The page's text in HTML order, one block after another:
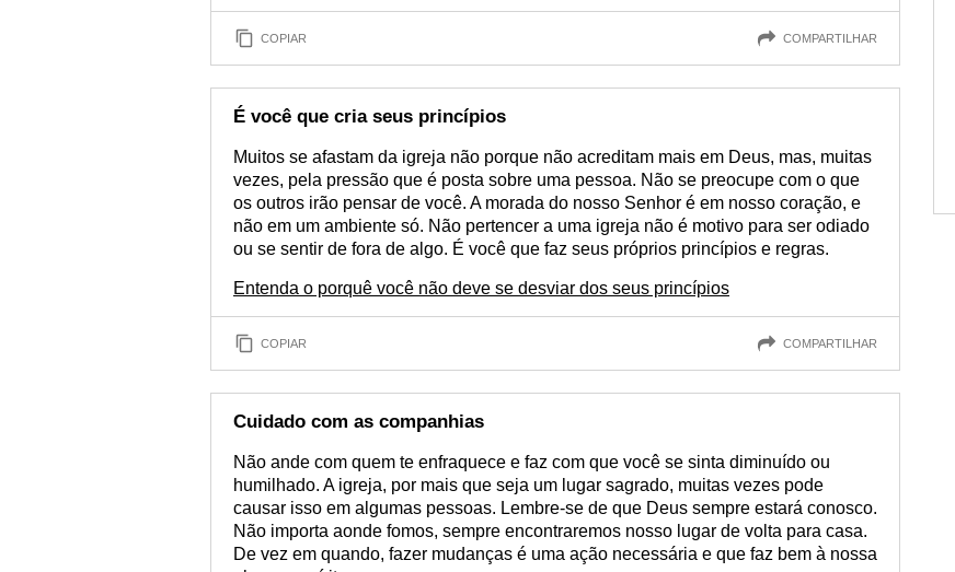
COPIAR COMPARTILHAR
É você que cria seus princípios
Muitos se afastam da igreja não porque não acreditam mais em Deus, mas, muitas
vezes, pela pressão que é posta sobre uma pessoa. Não se preocupe com o que
os outros irão pensar de você. A morada do nosso Senhor é em nosso coração, e
não em um ambiente só. Não pertencer a uma igreja não é motivo para ser odiado
ou se sentir de fora de algo. É você que faz seus próprios princípios e regras.
Entenda o porquê você não deve se desviar dos seus princípios
COPIAR COMPARTILHAR
Cuidado com as companhias
Não ande com quem te enfraquece e faz com que você se sinta diminuído ou
humilhado. A igreja, por mais que seja um lugar sagrado, muitas vezes pode
causar isso em algumas pessoas. Lembre-se de que Deus sempre estará conosco.
Não importa aonde fomos, sempre encontraremos nosso lugar de volta para casa.
De vez em quando, fazer mudanças é uma ação necessária e que faz bem à nossa